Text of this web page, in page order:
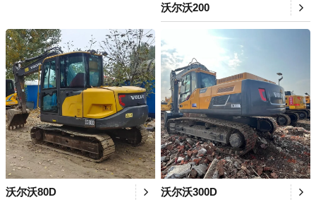
沃尔沃200
沃尔沃80D 沃尔沃300D